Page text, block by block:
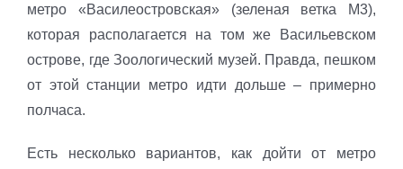
метро «Василеостровская» (зеленая ветка М3),
которая располагается на том же Васильевском
острове, где Зоологический музей. Правда, пешком
от этой станции метро идти дольше – примерно
полчаса.
Есть несколько вариантов, как дойти от метро